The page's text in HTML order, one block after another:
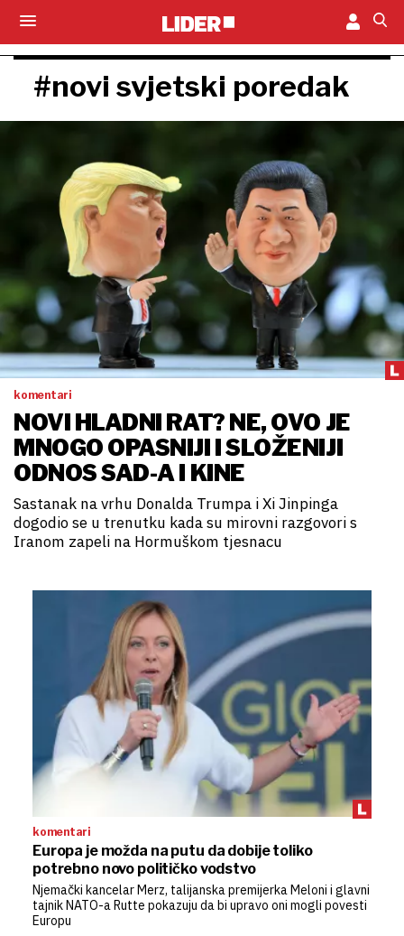
#novi svjetski poredak
komentari
NOVI HLADNI RAT? NE, OVO JE
MNOGO OPASNIJI I SLOŽENIJI
ODNOS SAD-A I KINE
Sastanak na vrhu Donalda Trumpa i Xi Jinpinga
dogodio se u trenutku kada su mirovni razgovori s
Iranom zapeli na Hormuškom tjesnacu
komentari
Europa je možda na putu da dobije toliko
potrebno novo političko vodstvo
Njemački kancelar Merz, talijanska premijerka Meloni i glavni
tajnik NATO-a Rutte pokazuju da bi upravo oni mogli povesti
Europu